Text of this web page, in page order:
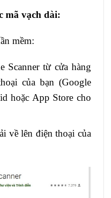
mã vạch dài:
mềm:
Scanner từ cửa hàng
của bạn (Google
hoặc App Store cho
về lên điện thoại của